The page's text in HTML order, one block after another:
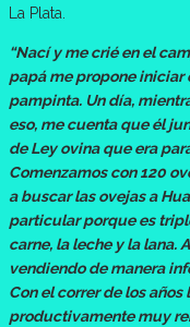
La Plata.
“Nací y me crié en el
papá me propone iniciar
pampinta. Un día,
eso, me cuenta que él
de Ley ovina que era
Comenzamos con 120
a buscar las ovejas a
particular porque es
carne, la leche y la lana.
vendiendo de manera
Con el correr de los
productivamente muy